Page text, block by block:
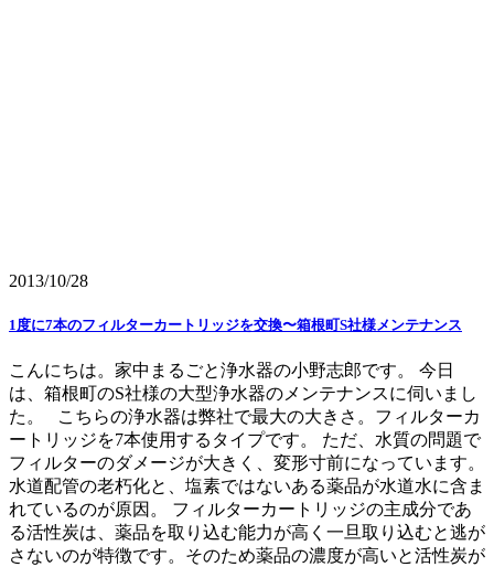
2013/10/28
1度に7本のフィルターカートリッジを交換〜箱根町S社様メンテナンス
こんにちは。家中まるごと浄水器の小野志郎です。 今日
は、箱根町のS社様の大型浄水器のメンテナンスに伺いまし
た。 こちらの浄水器は弊社で最大の大きさ。フィルターカ
ートリッジを7本使用するタイプです。 ただ、水質の問題で
フィルターのダメージが大きく、変形寸前になっています。
水道配管の老朽化と、塩素ではないある薬品が水道水に含ま
れているのが原因。 フィルターカートリッジの主成分であ
る活性炭は、薬品を取り込む能力が高く一旦取り込むと逃が
さないのが特徴です。そのため薬品の濃度が高いと活性炭が